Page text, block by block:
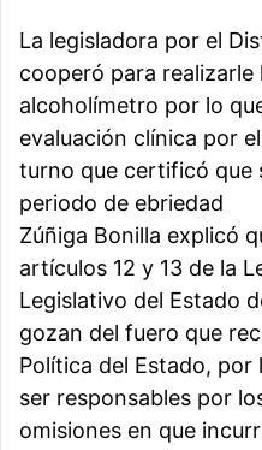
La legisladora por el
cooperó para realizarle
alcoholímetro por lo
evaluación clínica por
turno que certificó que
periodo de ebriedad
Zúñiga Bonilla explicó
artículos 12 y 13 de la
Legislativo del Estado
gozan del fuero que
Política del Estado, por
ser responsables por
omisiones en que